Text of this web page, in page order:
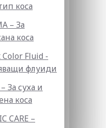
коса
– За
коса
Fluid -
флуиди
За суха и
коса
CARE –